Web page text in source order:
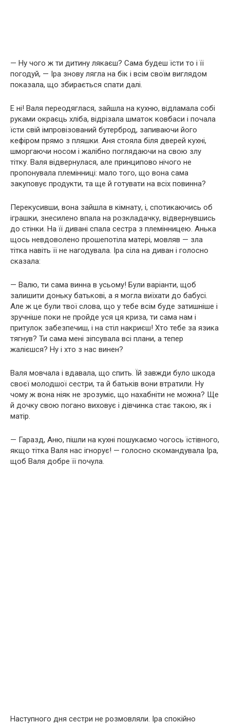
— Ну чого ж ти дитину лякаєш? Сама будеш їсти то і її
погодуй, — Іра знову лягла на бік і всім своїм виглядом
показала, що збирається спати далі.
Е ні! Валя переодяглася, зайшла на кухню, відламала собі
руками окраєць хліба, відрізала шматок ковбаси і почала
їсти свій імпровізований бутерброд, запиваючи його
кефіром прямо з пляшки. Аня стояла біля дверей кухні,
шморгаючи носом і жалібно поглядаючи на свою злу
тітку. Валя відвернулася, але принципово нічого не
пропонувала племінниці: мало того, що вона сама
закуповує продукти, та ще й готувати на всіх повинна?
Перекусивши, вона зайшла в кімнату, і, спотикаючись об
іграшки, знесилено впала на розкладачку, відвернувшись
до стінки. На її дивані спала сестра з племінницею. Анька
щось невдоволено прошепотіла матері, мовляв — зла
тітка навіть її не нагодувала. Іра сіла на диван і голосно
сказала:
— Валю, ти сама винна в усьому! Були варіанти, щоб
залишити доньку батькові, а я могла виїхати до бабусі.
Але ж це були твої слова, що у тебе всім буде затишніше і
зручніше поки не пройде уся ця криза, ти сама нам і
притулок забезпечиш, і на стіл накриєш! Хто тебе за язика
тягнув? Ти сама мені зіпсувала всі плани, а тепер
жалієшся? Ну і хто з нас винен?
Валя мовчала і вдавала, що спить. Їй завжди було шкода
своєї молодшої сестри, та й батьків вони втратили. Ну
чому ж вона ніяк не зрозуміє, що нахабніти не можна? Ще
й дочку свою погано виховує і дівчинка стає такою, як і
матір.
— Гаразд, Аню, пішли на кухні пошукаємо чогось їстівного,
якщо тітка Валя нас ігнорує! — голосно скомандувала Іра,
щоб Валя добре її почула.
Наступного дня сестри не розмовляли. Іра спокійно